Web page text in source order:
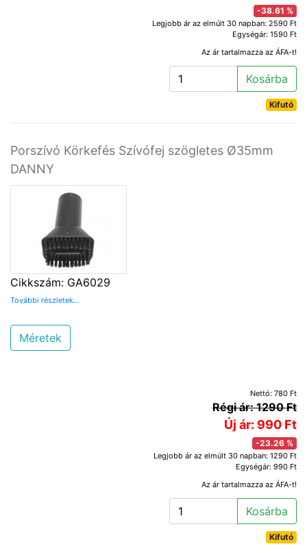
-38.61 %
Legjobb ár az elmúlt 30 napban: 2590 Ft
Egységár: 1590 Ft
Az ár tartalmazza az ÁFA-t!
Kosárba
Kifutó
Porszívó Körkefés Szívófej szögletes Ø35mm
DANNY
Cikkszám: GA6029
További részletek...
Méretek
Nettó: 780 Ft
Régi ár: 1290 Ft
Új ár: 990 Ft
-23.26 %
Legjobb ár az elmúlt 30 napban: 1290 Ft
Egységár: 990 Ft
Az ár tartalmazza az ÁFA-t!
Kosárba
Kifutó